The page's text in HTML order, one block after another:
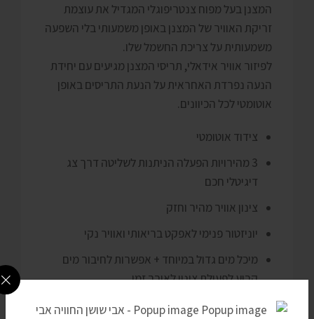
המצנן בעל מפוח צנטריפוגלי המגדיל את עוצמת
זריקת האוויר של המצנן באופן משמעותי בלי השפעה
משמעותית על צריכת החשמל שלו.
לפיזור אוויר אידאלי, תריסי המצנן מגיעים עם יחידת
הנעה נפרדת האחראית על הנעת התריסים באופן
אוטומטי לכל הכיוונים.
צידוד אוטומטי
3 מהירויות הפעלה הניתנות לשליטה דרך צג
דיגיטלי חכם
צינון אוויר מהיר וחזק
יוניזטור פנימי לאפקט בריאותי ואוויר נקי
מיכל מים גדול במיוחד + אפשרות לחיבור מים
קבוע לפעולת צינון לאורך זמן
צג LCD לשליטה מקסימלית על פעולות המכשיר